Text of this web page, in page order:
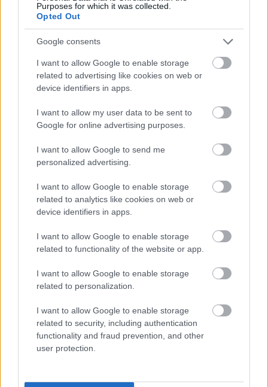
Purposes for which it was collected.
Opted Out
Google consents
I want to allow Google to enable storage
related to advertising like cookies on web or
device identifiers in apps.
I want to allow my user data to be sent to
Google for online advertising purposes.
I want to allow Google to send me
personalized advertising.
I want to allow Google to enable storage
related to analytics like cookies on web or
device identifiers in apps.
I want to allow Google to enable storage
related to functionality of the website or app.
I want to allow Google to enable storage
related to personalization.
I want to allow Google to enable storage
related to security, including authentication
functionality and fraud prevention, and other
user protection.
Aκολουθήστε μας
παντού…